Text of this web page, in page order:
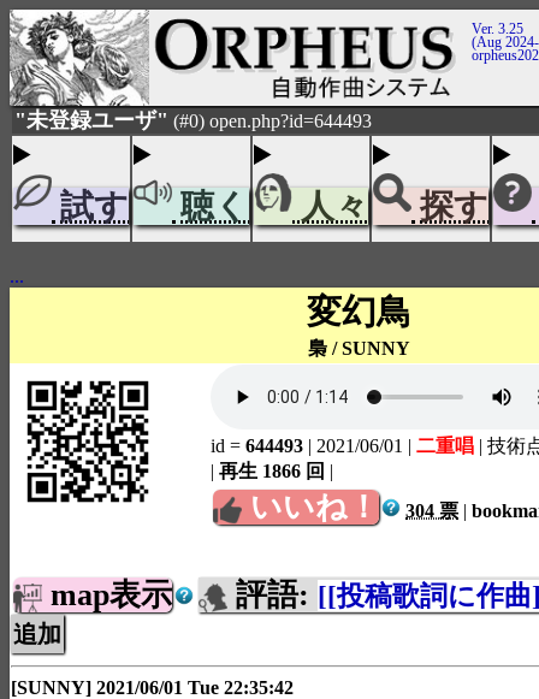
Ver. 3.25
(Aug
"未登録ユーザ" (#0) open.php?id=644493
試す 聴く 人々 探す
...
変幻鳥
梟 / SUNNY
id = 644493 | 2021/06/01 | 二重唱 | 技術
| 再生 1866 回 |
いいね！ 304 票 |
map表示 評語: [[投稿歌詞に作
[SUNNY] 2021/06/01 Tue 22:35:42